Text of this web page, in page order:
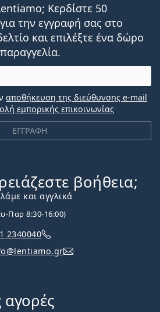
Κερδίστε 50
την εγγραφή σας στο
και επιλέξτε ένα δώρο
ΕΓΓΡΑΦΗ
αποθήκευση της διεύθυνσης e-mail
εμπορικής επικοινωνίας
βοήθεια;
και αγγλικά
Παρ 8:30-16:00)
2340040
αγορές